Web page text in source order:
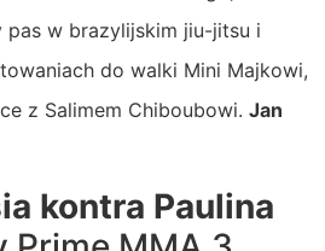
pas w brazylijskim jiu-jitsu i
do walki Mini Majkowi,
z Salimem Chiboubowi. Jan
kontra Paulina